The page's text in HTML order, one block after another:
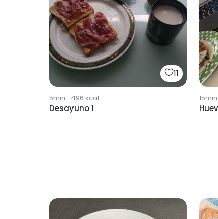
11
5min · 496 kcal
Desayuno 1
15min